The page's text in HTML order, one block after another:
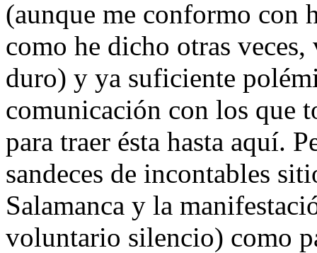
(aunque me conformo con
como he dicho otras
duro) y ya suficiente
comunicación con los que
para traer ésta hasta aquí.
sandeces de incontables
Salamanca y la
voluntario silencio) como